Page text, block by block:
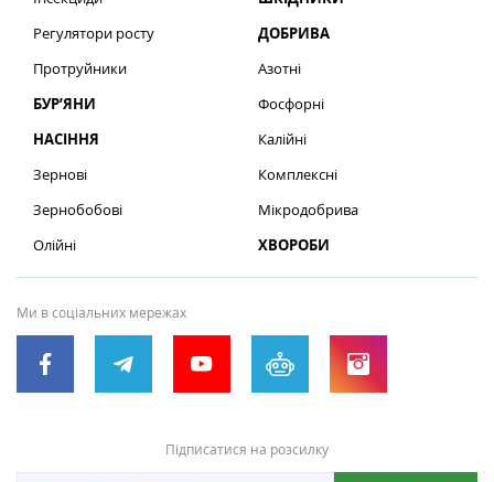
Регулятори росту
Протруйники
БУР’ЯНИ
НАСІННЯ
Зернові
Зернобобові
Олійні
ДОБРИВА
Азотні
Фосфорні
Калійні
Комплексні
Мікродобрива
ХВОРОБИ
Ми в соціальних мережах
Підписатися на розсилку